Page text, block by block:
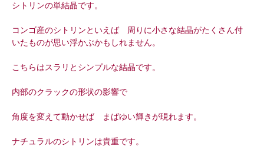
シトリンの単結晶です。
コンゴ産のシトリンといえば 周りに小さな結晶がたくさん付
いたものが思い浮かぶかもしれません。
こちらはスラリとシンプルな結晶です。
内部のクラックの形状の影響で
角度を変えて動かせば まばゆい輝きが現れます。
ナチュラルのシトリンは貴重です。